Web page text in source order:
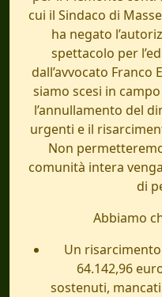
cui il Sindaco di
ha negato
spettacolo per
dall’avvocato Franco
siamo scesi in
l’annullamento del
urgenti e il
Non
comunità intera
di
Abbiamo
Un
64.142,96
sostenuti,